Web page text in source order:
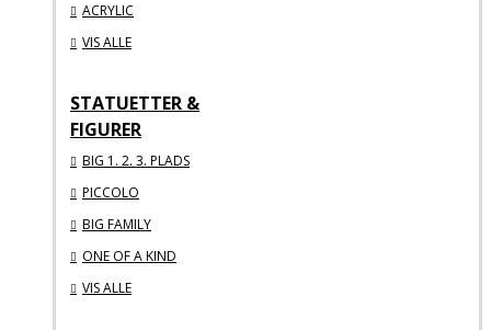
ACRYLIC
VIS ALLE
STATUETTER &
FIGURER
BIG 1. 2. 3. PLADS
PICCOLO
BIG FAMILY
ONE OF A KIND
VIS ALLE